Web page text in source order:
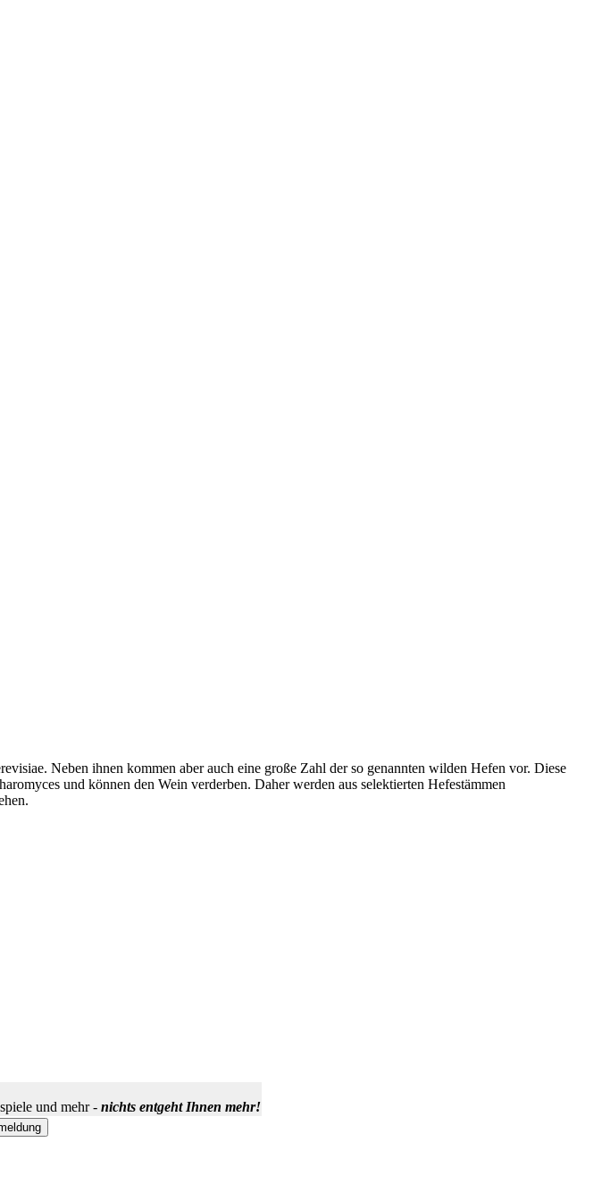
Neben ihnen kommen aber auch eine große Zahl der so genannten wilden Hefen vor. Diese
und können den Wein verderben. Daher werden aus selektierten Hefestämmen
und mehr - nichts entgeht Ihnen mehr!